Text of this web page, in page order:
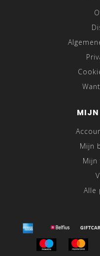
MIJN
Mijn
Mijn
Alle